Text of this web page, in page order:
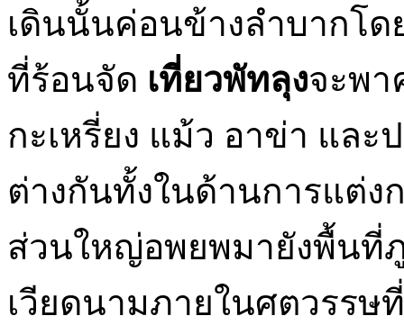
เดินนั้นค่อนข้างลำบากโด
ที่ร้อนจัด เที่ยวพัทลุงจะพ
กะเหรี่ยง แม้ว อาข่า แล
ต่างกันทั้งในด้านการแต่
ส่วนใหญ่อพยพมายังพื้นที่ภู
เวียดนามภายในศตวรร